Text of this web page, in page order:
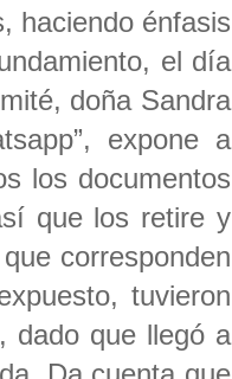
haciendo énfasis
el día
doña Sandra
expone a
los documentos
que los retire y
corresponden
tuvieron
dado que llegó a